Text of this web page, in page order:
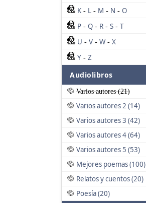
K - L - M - N - O
P - Q - R - S - T
U - V - W - X
Y - Z
Audiolibros
Varios autores (21)
Varios autores 2 (14)
Varios autores 3 (42)
Varios autores 4 (64)
Varios autores 5 (53)
Mejores poemas (100)
Relatos y cuentos (20)
Poesía (20)